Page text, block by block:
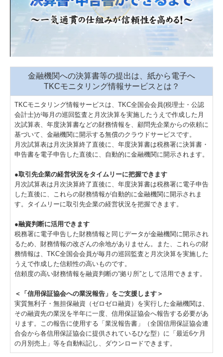
金融機関への決算書等の提出は、紙から電子へ
TKCモニタリング情報サービスとは？
TKCモニタリング情報サービスは、TKC全国会会員(税理士・公認
会計士)が毎月の巡回監査と月次決算を実施したうえで作成した月
次試算表、年度決算書などの財務情報を、顧問先企業からの依頼に
基づいて、金融機関に開示する無償のクラウドサービスです。
月次試算表は月次決算終了直後に、年度決算書は税務署に決算書・
申告書を電子申告した直後に、自動的に金融機関に開示されます。
●取引先企業の経営状況をタイムリーに把握できます
月次試算表は月次決算終了直後に、年度決算書は税務署に電子申告
した直後に、これらの財務情報が自動的に金融機関に開示されま
す。タイムリーに取引先企業の経営状況を把握できます。
●融資判断に活用できます
税務署に電子申告した財務情報と同じデータが金融機関に開示され
るため、財務情報の改ざんの余地がありません。また、これらの財
務情報は、TKC全国会会員が毎月の巡回監査と月次決算を実施した
うえで作成した信頼性の高いものです。
信頼度の高い財務情報を融資判断の“拠り所”として活用できます。
＜「信用保証協会への業況報告」をご支援します＞
実質無利子・無担保融資（ゼロゼロ融資）を実行した金融機関は、
その融資先の業況を半年に一度、信用保証協会へ報告する必要があ
ります。この報告に使用する「業況報告書」（全国信用保証協会連
合会から各信用保証協会に提供されているひな型）に「最近6ケ月
の月別売上」等を自動転記し、ダウンロードできます。